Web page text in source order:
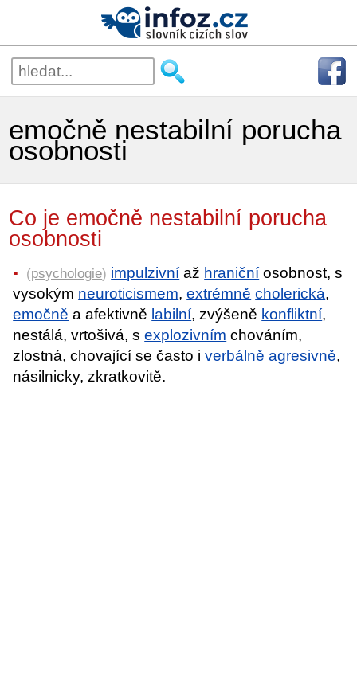
emočně nestabilní porucha
osobnosti
Co je emočně nestabilní porucha
osobnosti
(psychologie) impulzivní až hraniční osobnost, s
vysokým neuroticismem,extrémně cholerická,
emočně a afektivně labilní, zvýšeně konfliktní,
nestálá, vrtošivá, sexplozivním chováním,
zlostná, chovající se často iverbálně agresivně,
násilnicky, zkratkovitě.